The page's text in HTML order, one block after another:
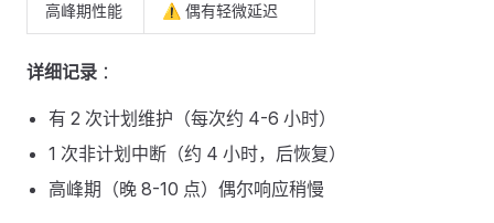
高峰期性能 ⚠️ 偶有轻微延迟
详细记录 ：
有 2 次计划维护（每次约 4-6 小时）
1 次非计划中断（约 4 小时，后恢复）
高峰期（晚 8-10 点）偶尔响应稍慢